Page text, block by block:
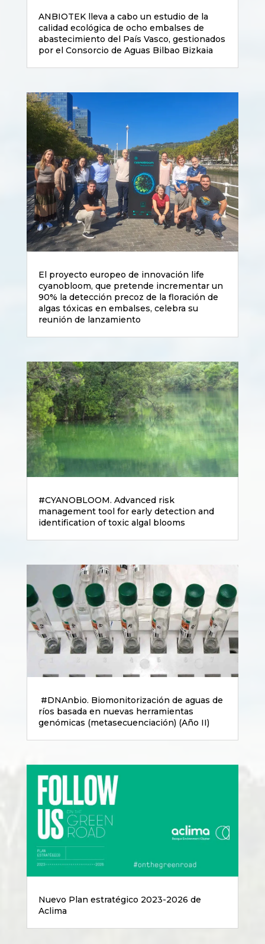
ANBIOTEK lleva a cabo un estudio de la
calidad ecológica de ocho embalses de
abastecimiento del País Vasco, gestionados
por el Consorcio de Aguas Bilbao Bizkaia
El proyecto europeo de innovación life
cyanobloom, que pretende incrementar un
90% la detección precoz de la floración de
algas tóxicas en embalses, celebra su
reunión de lanzamiento
#CYANOBLOOM. Advanced risk
management tool for early detection and
identification of toxic algal blooms
#DNAnbio. Biomonitorización de aguas de
ríos basada en nuevas herramientas
genómicas (metasecuenciación) (Año II)
Nuevo Plan estratégico 2023-2026 de
Aclima